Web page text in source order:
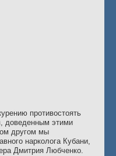
противостоять
доведенным этими
другом мы
нарколога Кубани,
Дмитрия Любченко.